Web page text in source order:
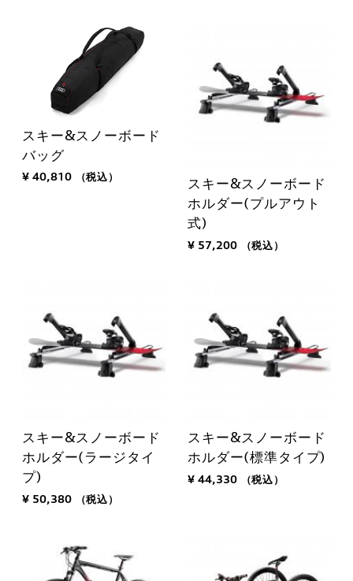
スキー&スノーボード
バッグ
¥ 40,810 （税込）
スキー&スノーボード
ホルダー(プルアウト
式)
¥ 57,200 （税込）
スキー&スノーボード
ホルダー(ラージタイ
プ)
¥ 50,380 （税込）
スキー&スノーボード
ホルダー(標準タイプ)
¥ 44,330 （税込）